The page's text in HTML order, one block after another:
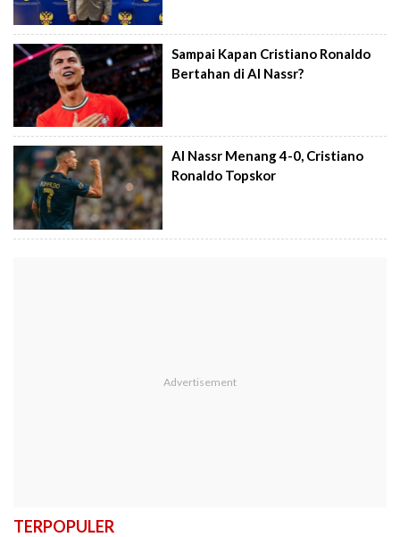
Sampai Kapan Cristiano Ronaldo
Bertahan di Al Nassr?
Al Nassr Menang 4-0, Cristiano
Ronaldo Topskor
TERPOPULER